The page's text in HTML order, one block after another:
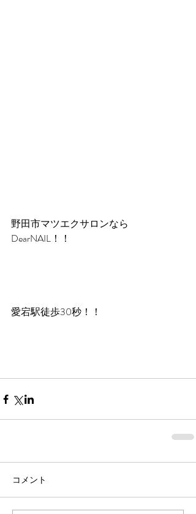
野田市マツエクサロンなら
DearNAIL！！
愛宕駅徒歩30秒！！
コメント